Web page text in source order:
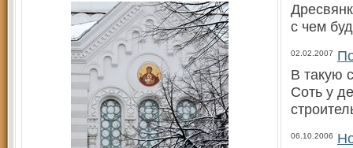
с чем
02.02.2007
В такую
Соть у
06.10.2006